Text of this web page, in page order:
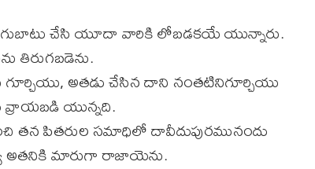
చేసి యూదా వారికి లోబడకయే యున్నారు.
తిరుగబడెను.
అతడు చేసిన దాని నంతటినిగూర్చియు
వ్రాయబడి యున్నది.
పితరుల సమాధిలో దావీదుపురమునందు
అతనికి మారుగా రాజాయెను.